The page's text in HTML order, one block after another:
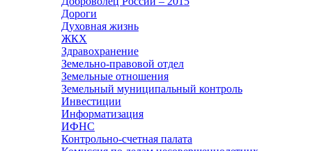
Дороги
Духовная жизнь
ЖКХ
Здравохранение
Земельно-правовой отдел
Земельные отношения
Земельный муниципальный контроль
Инвестиции
Информатизация
ИФНС
Контрольно-счетная палата